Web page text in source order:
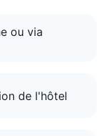
ou via
de l'hôtel